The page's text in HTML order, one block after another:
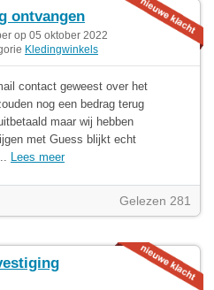
ontvangen
op 05 oktober 2022
Kledingwinkels
contact geweest over het
nog een bedrag terug
maar wij hebben
met Guess blijkt echt
Lees meer
Gelezen 281